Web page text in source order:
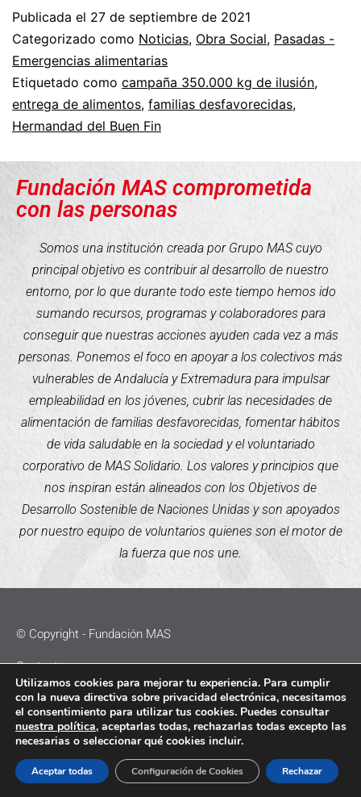
Publicada el 27 de septiembre de 2021
Categorizado como Noticias, Obra Social, Pasadas -
Emergencias alimentarias
Etiquetado como campaña 350.000 kg de ilusión,
entrega de alimentos, familias desfavorecidas,
Hermandad del Buen Fin
Fundación MAS comprometida
con las personas
Somos una institución creada por Grupo MAS cuyo
principal objetivo es contribuir al desarrollo de nuestro
entorno, por lo que durante todo este tiempo hemos ido
sumando recursos, programas y colaboradores para
conseguir que nuestras acciones ayuden cada vez a más
personas. Ponemos el foco en apoyar a los colectivos más
vulnerables de Andalucía y Extremadura para impulsar
empleabilidad en los jóvenes, cubrir las necesidades de
alimentación de familias desfavorecidas, fomentar hábitos
de vida saludable en la sociedad y el voluntariado
corporativo de MAS Solidario. Los valores y principios que
nos inspiran están alineados con los Objetivos de
Desarrollo Sostenible de Naciones Unidas y son apoyados
por nuestro equipo de voluntarios quienes son el motor de
la fuerza que nos une.
© Copyright - Fundación MAS
Contacto
Política de Cookies
Política de Privacidad
Aviso Legal
Utilizamos cookies para mejorar tu experiencia. Para cumplir
con la nueva directiva sobre privacidad electrónica, necesitamos
el consentimiento para utilizar tus cookies. Puedes consultar
nuestra política, aceptarlas todas, rechazarlas todas excepto las
necesarias o seleccionar qué cookies incluir.
Aceptar todas Rechazar
Configuración de Cookies